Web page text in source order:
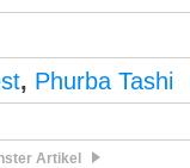
, Phurba Tashi
Artikel